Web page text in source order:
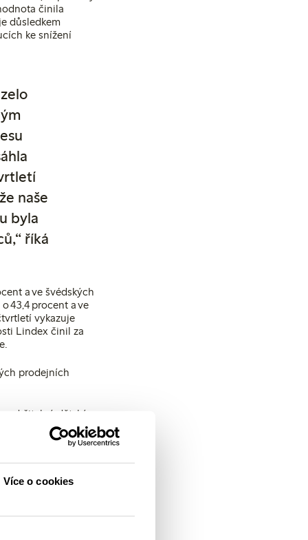
Více o cookies
činila
důsledkem
ke snížení
naše
byla
říká
a ve švédských
43,4 procent a ve
vykazuje
Lindex činil za
prodejních
udržitelný dětský
za dané
stejným obdobím
zážitky